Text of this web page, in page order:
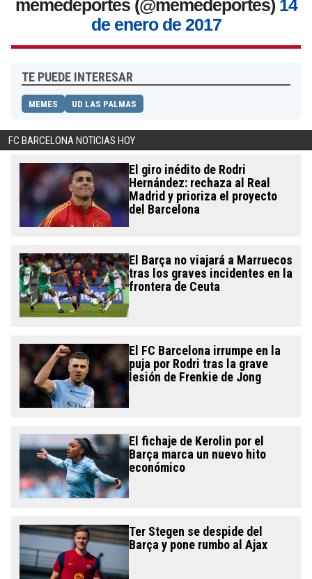
memedeportes (@memedeportes) 14
de enero de 2017
TE PUEDE INTERESAR
MEMES UD LAS PALMAS
FC BARCELONA NOTICIAS HOY
El giro inédito de Rodri
Hernández: rechaza al Real
Madrid y prioriza el proyecto
del Barcelona
El Barça no viajará a Marruecos
tras los graves incidentes en la
frontera de Ceuta
El FC Barcelona irrumpe en la
puja por Rodri tras la grave
lesión de Frenkie de Jong
El fichaje de Kerolin por el
Barça marca un nuevo hito
económico
Ter Stegen se despide del
Barça y pone rumbo al Ajax